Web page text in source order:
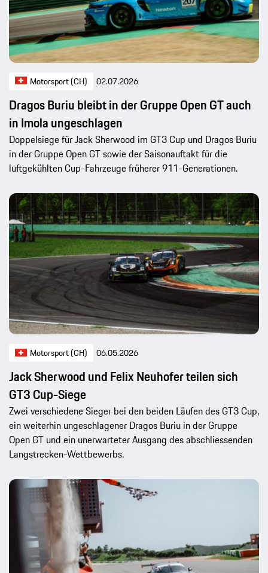
Motorsport (CH) 02.07.2026
Dragos Buriu bleibt in der Gruppe Open GT auch
in Imola ungeschlagen
Doppelsiege für Jack Sherwood im GT3 Cup und Dragos Buriu
in der Gruppe Open GT sowie der Saisonauftakt für die
luftgekühlten Cup-Fahrzeuge früherer 911-Generationen.
Motorsport (CH) 06.05.2026
Jack Sherwood und Felix Neuhofer teilen sich
GT3 Cup-Siege
Zwei verschiedene Sieger bei den beiden Läufen des GT3 Cup,
ein weiterhin ungeschlagener Dragos Buriu in der Gruppe
Open GT und ein unerwarteter Ausgang des abschliessenden
Langstrecken-Wettbewerbs.